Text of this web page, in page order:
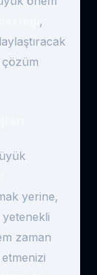
,
yerine,
zaman